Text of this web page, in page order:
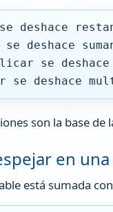
deshace
deshace
se
se deshace
son la base
en
está sumada